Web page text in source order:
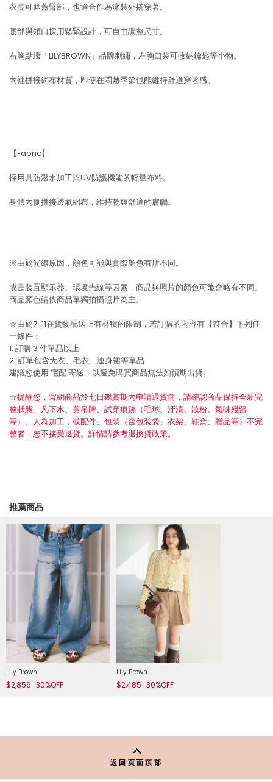
衣長可遮蓋臀部，也適合作為泳裝外搭穿著。
腰部與領口採用鬆緊設計，可自由調整尺寸。
右胸點綴「LILYBROWN」品牌刺繡，左胸口袋可收納鑰匙等小物。
內裡拼接網布材質，即使在悶熱季節也能維持舒適穿著感。
【Fabric】
採用具防潑水加工與UV防護機能的輕量布料。
身體內側拼接透氣網布，維持乾爽舒適的膚觸。
※由於光線原因，顏色可能與實際顏色有所不同。
或是裝置顯示器、環境光線等因素，商品與照片的顏色可能會略有不同。
商品顏色請依商品單獨拍攝照片為主。
☆由於7-11在貨物配送上有材積的限制，若訂購的內容有【符合】下列任
一條件：
1. 訂購 3 件單品以上
2. 訂單包含大衣、毛衣、連身裙等單品
建議您使用 宅配寄送，以避免購買商品無法如預期出貨。
☆提醒您，官網商品於七日鑑賞期內申請退貨前，請確認商品保持全新完
整狀態。凡下水、剪吊牌、試穿痕跡（毛球、汙漬、妝粉、氣味殘留
等）、人為加工，或配件、包裝（含包裝袋、衣架、鞋盒、贈品等）不完
整者，恕不接受退貨。詳情請參考退換貨政策。
推薦商品
Lily Brown
$2,856 30%OFF
Lily Brown
$2,485 30%OFF
返回頁面頂部